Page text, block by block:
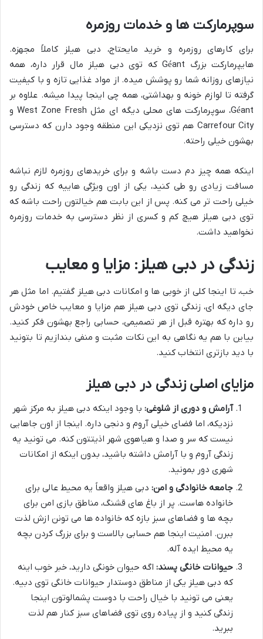
سوپرمارکت ها و خدمات روزمره
برای کارهای روزمره و خرید مایحتاج، دبی هیلز کاملاً مجهزه.
هایپرمارکت بزرگ Géant که توی دبی هیلز مال قرار داره، همه
نیازهای روزانه شما رو پوشش میده. از مواد غذایی تازه و با کیفیت
گرفته تا لوازم خونه و بهداشتی، همه چی اینجا پیدا میشه. علاوه بر
Géant، سوپرمارکت های محلی دیگه ای مثل West Zone Fresh و
Carrefour City هم توی نزدیکی این منطقه وجود دارن که دسترسی
بهشون خیلی راحته.
اینکه همه چیز دم دست باشه و برای خریدهای روزمره لازم نباشه
مسافت زیادی رو طی کنید، یکی از اون ویژگی هاییه که زندگی رو
خیلی راحت تر می کنه. پس از این بابت هم خیالتون راحت باشه که
توی دبی هیلز هیچ کم و کسری از نظر دسترسی به خدمات روزمره
نخواهید داشت.
زندگی در دبی هیلز: مزایا و معایب
خب، تا اینجا کلی از خوبی ها و امکانات دبی هیلز گفتیم. اما مثل هر
جای دیگه ای، زندگی توی دبی هیلز هم مزایا و معایب خاص خودش
رو داره که بهتره قبل از هر تصمیمی، حسابی راجع بهشون فکر کنید.
بیاین با هم یه نگاهی به این نکات مثبت و منفی بندازیم تا بتونید
با دید بازتری انتخاب کنید.
مزایای اصلی زندگی در دبی هیلز
آرامش و دوری از شلوغی: با وجود اینکه دبی هیلز به مرکز شهر
نزدیکه، اما فضای خیلی آروم و دنجی داره. اینجا از اون جاهایی
نیست که سر و صدا و هیاهوی شهر اذیتتون کنه. می تونید یه
زندگی آروم و با آرامش داشته باشید، بدون اینکه از امکانات
شهری دور بمونید.
جامعه خانوادگی و امن: دبی هیلز واقعاً یه محیط عالی برای
خانواده هاست. پر از باغ های قشنگ، مناطق بازی امن برای
بچه ها و فضاهای سبز بازه که خانواده ها می تونن ازش لذت
ببرن. امنیت اینجا هم حسابی بالاست و برای بزرگ کردن بچه
یه محیط ایده آله.
حیوانات خانگی پسند: اگه حیوان خونگی دارید، خبر خوب اینه
که دبی هیلز یکی از مناطق دوستدار حیوانات خانگی توی دبیه.
یعنی می تونید با خیال راحت با دوست پشمالوتون اینجا
زندگی کنید و از پیاده روی توی فضاهای سبز کنار هم لذت
ببرید.